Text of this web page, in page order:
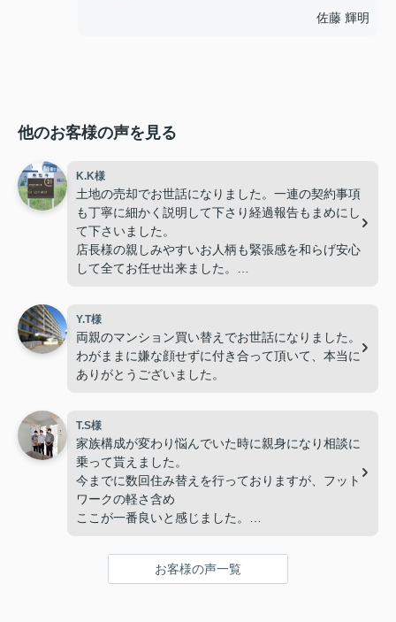
佐藤 輝明
他のお客様の声を見る
K.K様
土地の売却でお世話になりました。一連の契約事項
も丁寧に細かく説明して下さり経過報告もまめにし
て下さいました。
店長様の親しみやすいお人柄も緊張感を和らげ安心
して全てお任せ出来ました。
Y.T様
両親のマンション買い替えでお世話になりました。
わがままに嫌な顔せずに付き合って頂いて、本当に
ありがとうございました。
T.S様
家族構成が変わり悩んでいた時に親身になり相談に
乗って貰えました。
今までに数回住み替えを行っておりますが、フット
ワークの軽さ含め
ここが一番良いと感じました。
今回、マンションから古い戸建への住み替えですが
住宅ローン含め最後までやり遂げてくれました。
お客様の声一覧